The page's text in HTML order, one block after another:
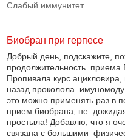
Слабый иммунитет
Биобран при герпесе
Добрый день, подскажите,
продолжительность
Пропивала курс
назад проколола
это можно применять раз в
прием биобрана, не
простыла! Добавлю, что я
связана с большими